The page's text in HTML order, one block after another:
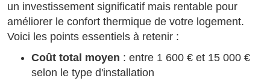
un investissement significatif mais rentable pour
améliorer le confort thermique de votre logement.
Voici les points essentiels à retenir :
Coût total moyen : entre 1 600 € et 15 000 €
selon le type d'installation